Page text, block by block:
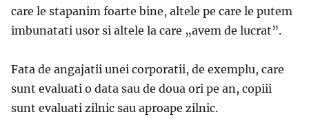
care le stapanim foarte bine, altele pe care le putem
imbunatati usor si altele la care „avem de lucrat”.
Fata de angajatii unei corporatii, de exemplu, care
sunt evaluati o data sau de doua ori pe an, copiii
sunt evaluati zilnic sau aproape zilnic.